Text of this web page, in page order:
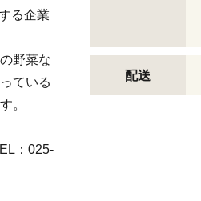
る企業
野菜な
ている
。
：025-
配送